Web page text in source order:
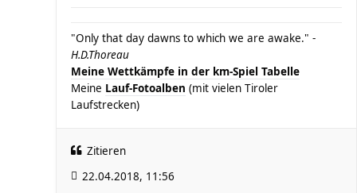
"Only that day dawns to which we are awake." -
H.D.Thoreau
Meine Wettkämpfe in der km-Spiel Tabelle
Meine Lauf-Fotoalben (mit vielen Tiroler
Laufstrecken)
Zitieren
22.04.2018, 11:56